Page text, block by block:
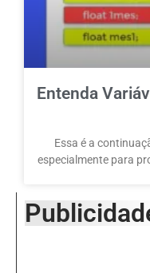
Entenda
Essa é a
especialmente para